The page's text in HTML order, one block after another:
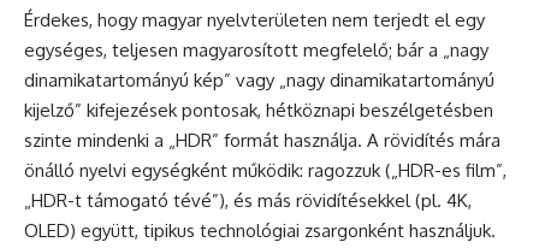
Érdekes, hogy magyar nyelvterületen nem terjedt el egy
egységes, teljesen magyarosított megfelelő; bár a „nagy
dinamikatartományú kép” vagy „nagy dinamikatartományú
kijelző” kifejezések pontosak, hétköznapi beszélgetésben
szinte mindenki a „HDR” formát használja. A rövidítés mára
önálló nyelvi egységként működik: ragozzuk („HDR-es film”,
„HDR-t támogató tévé”), és más rövidítésekkel (pl. 4K,
OLED) együtt, tipikus technológiai zsargonként használjuk.